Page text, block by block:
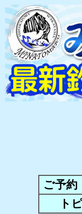
ご予約
ト